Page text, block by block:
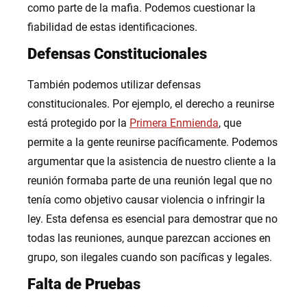
como parte de la mafia. Podemos cuestionar la
fiabilidad de estas identificaciones.
Defensas Constitucionales
También podemos utilizar defensas
constitucionales. Por ejemplo, el derecho a reunirse
está protegido por la Primera Enmienda, que
permite a la gente reunirse pacíficamente. Podemos
argumentar que la asistencia de nuestro cliente a la
reunión formaba parte de una reunión legal que no
tenía como objetivo causar violencia o infringir la
ley. Esta defensa es esencial para demostrar que no
todas las reuniones, aunque parezcan acciones en
grupo, son ilegales cuando son pacíficas y legales.
Falta de Pruebas